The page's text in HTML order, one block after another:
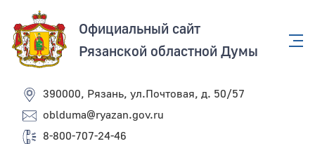
Официальный сайт
Рязанской областной Думы
390000, Рязань, ул.Почтовая, д. 50/57
oblduma@ryazan.gov.ru
8-800-707-24-46